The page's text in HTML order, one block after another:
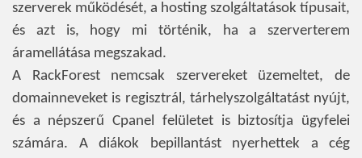
szerverek működését, a hosting szolgáltatások típusait,
és azt is, hogy mi történik, ha a szerverterem
áramellátása megszakad.
A RackForest nemcsak szervereket üzemeltet, de
domainneveket is regisztrál, tárhelyszolgáltatást nyújt,
és a népszerű Cpanel felületet is biztosítja ügyfelei
számára. A diákok bepillantást nyerhettek a cég